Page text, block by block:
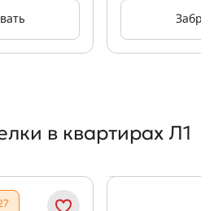
в квартирах Л1